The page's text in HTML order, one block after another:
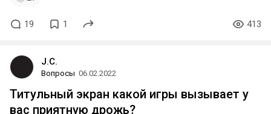
19 1 413
J.C.
Вопросы 06.02.2022
Титульный экран какой игры вызывает у
вас приятную дрожь?